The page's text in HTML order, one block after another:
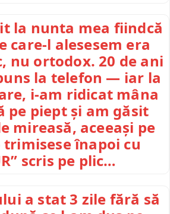
la nunta mea fiindcă
care-l alesesem era
nu ortodox. 20 de ani
la telefon — iar la
i-am ridicat mâna
pe piept și am găsit
mireasă, aceeași pe
trimisese înapoi cu
scris pe plic…
a stat 3 zile fără să